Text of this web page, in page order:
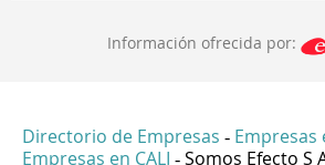
Información ofrecida por:
Directorio de Empresas - Empresas
Empresas en CALI - Somos Efecto S